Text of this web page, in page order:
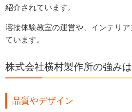
紹介されています。
溶接体験教室の運営や、インテリ
ています。
株式会社横村製作所の強みは
品質やデザイン